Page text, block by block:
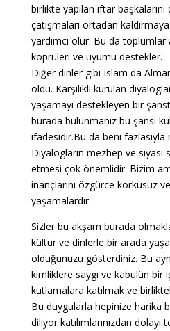
birlikte yapılan iftar
çatışmaları ortadan
yardımcı olur. Bu da toplumlar
köprüleri ve uyumu destekler.
Diğer dinler gibi Islam da
oldu. Karşılıklı kurulan
yaşamayı destekleyen bir
burada bulunmanız bu şansı
ifadesidir.Bu da beni
Diyalogların mezhep ve siyasi
etmesi çok önemlidir. Bizim
inançlarını özgürce korkusuz
yaşamalardır.
Sizler bu akşam burada
kültür ve dinlerle bir arada
olduğunuzu gösterdiniz. Bu
kimliklere saygı ve kabulün bir
kutlamalara katılmak ve
Bu duygularla hepinize harika
diliyor katılımlarınızdan